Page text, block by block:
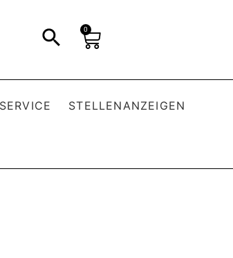
0
SERVICE STELLENANZEIGEN